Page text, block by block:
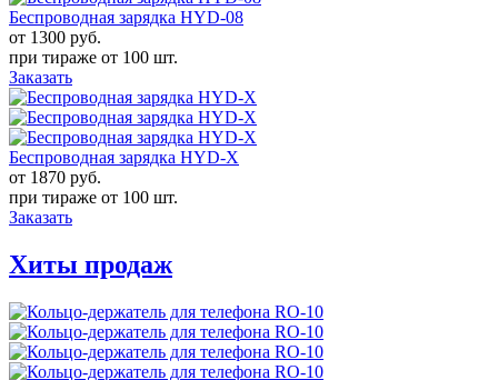
Беспроводная зарядка HYD-08
от 1300 руб.
при тираже от 100 шт.
Заказать
Беспроводная зарядка HYD-X
от 1870 руб.
при тираже от 100 шт.
Заказать
Хиты продаж